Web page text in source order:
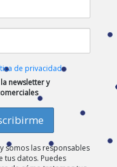
de privacidad
newsletter y
somos las responsables
tus datos. Puedes